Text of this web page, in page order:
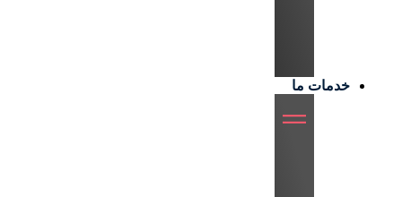
خدمات ما